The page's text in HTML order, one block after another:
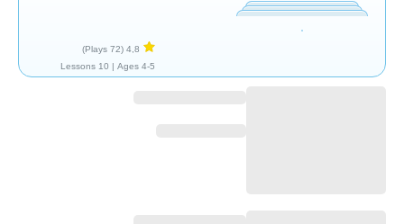
4,8
(72 Plays)
Ages 4-5 |
10 Lessons